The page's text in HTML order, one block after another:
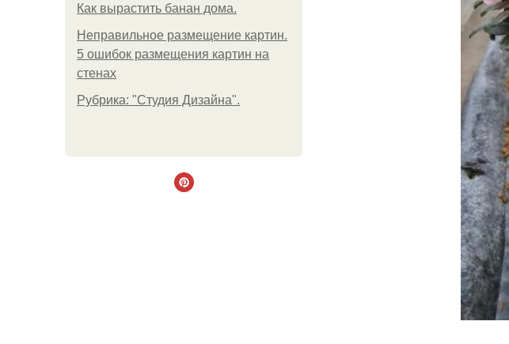
Как вырастить банан дома.
Неправильное размещение картин.
5 ошибок размещения картин на
стенах
Рубрика: "Студия Дизайна".